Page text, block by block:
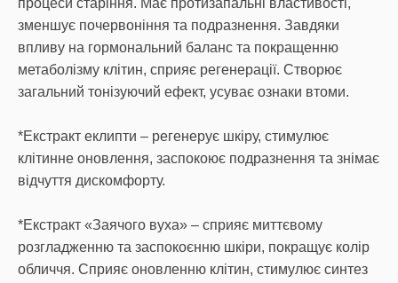
процеси старіння. Має протизапальні властивості,
зменшує почервоніння та подразнення. Завдяки
впливу на гормональний баланс та покращенню
метаболізму клітин, сприяє регенерації. Створює
загальний тонізуючий ефект, усуває ознаки втоми.
*Екстракт еклипти – регенерує шкіру, стимулює
клітинне оновлення, заспокоює подразнення та знімає
відчуття дискомфорту.
*Екстракт «Заячого вуха» – сприяє миттєвому
розгладженню та заспокоєнню шкіри, покращує колір
обличчя. Сприяє оновленню клітин, стимулює синтез